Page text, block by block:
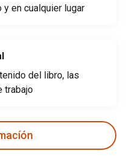
en cualquier lugar
del libro, las
trabajo